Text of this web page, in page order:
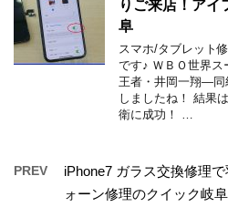
りご来店！アイ
阜
スマホ/タブレット
です♪ ＷＢＯ世界ス
王者・井岡一翔―同
しましたね！ 結果
衛に成功！ …
PREV
iPhone7 ガラス交換修理
ォーン修理のクイック岐阜